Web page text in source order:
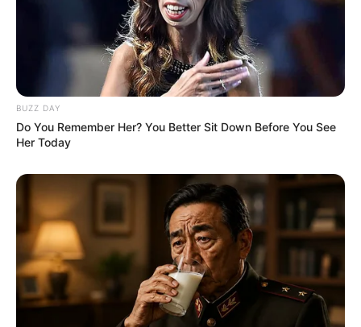
Bikin Ngakak, 10 Potret
Cosplay Murah Pakai Bahan
Seadanya
Anti Mainstream, 10 Cara
Membawa Barang Belanjaan
Versi Warga Thailand
BUZZ DAY
Do You Remember Her? You Better Sit Down Before You See
Her Today